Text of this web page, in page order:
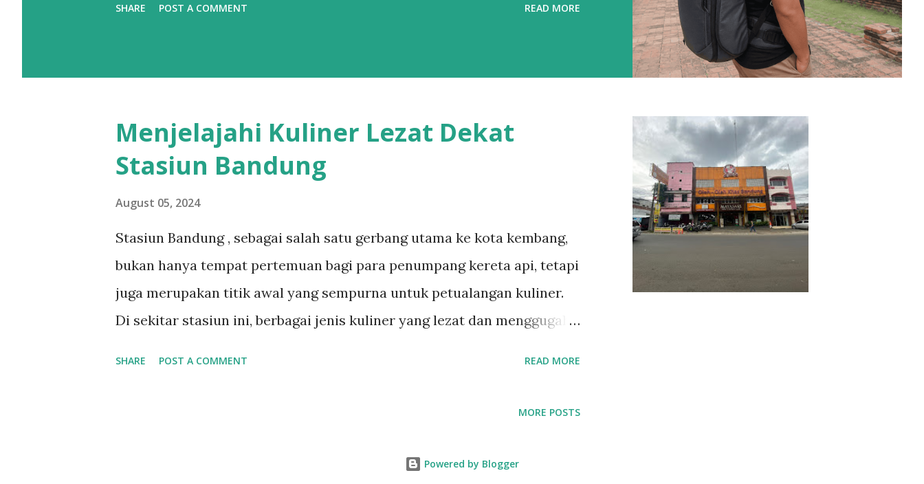
SHARE POST A COMMENT READ MORE
Menjelajahi Kuliner Lezat Dekat
Stasiun Bandung
August 05, 2024
Stasiun Bandung , sebagai salah satu gerbang utama ke kota kembang,
bukan hanya tempat pertemuan bagi para penumpang kereta api, tetapi
juga merupakan titik awal yang sempurna untuk petualangan kuliner.
Di sekitar stasiun ini, berbagai jenis kuliner yang lezat dan menggugah
rumahan dengan bumbu yang terasa pas. Bahan-bahan terbaik dan
SHARE POST A COMMENT READ MORE
MORE POSTS
Powered by Blogger